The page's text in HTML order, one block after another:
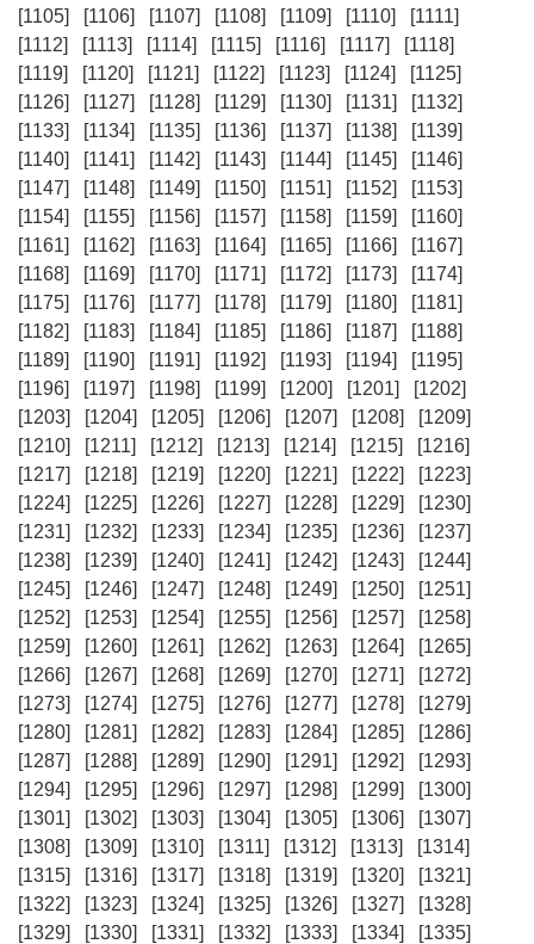
[1105]
[1106] [1107] [1108] [1109] [1110]
[1111]
[1112]
[1113] [1114] [1115] [1116] [1117]
[1118]
[1119]
[1120] [1121] [1122] [1123] [1124]
[1125]
[1126]
[1127] [1128] [1129] [1130] [1131]
[1132]
[1133]
[1134] [1135] [1136] [1137] [1138]
[1139]
[1140]
[1141] [1142] [1143] [1144] [1145]
[1146]
[1147]
[1148] [1149] [1150] [1151] [1152]
[1153]
[1154]
[1155] [1156] [1157] [1158] [1159]
[1160]
[1161]
[1162] [1163] [1164] [1165] [1166]
[1167]
[1168]
[1169] [1170] [1171] [1172] [1173]
[1174]
[1175]
[1176] [1177] [1178] [1179] [1180]
[1181]
[1182]
[1183] [1184] [1185] [1186] [1187]
[1188]
[1189]
[1190] [1191] [1192] [1193] [1194]
[1195]
[1196]
[1197] [1198] [1199] [1200] [1201]
[1202]
[1203]
[1204] [1205] [1206] [1207] [1208]
[1209]
[1210]
[1211] [1212] [1213] [1214] [1215]
[1216]
[1217]
[1218] [1219] [1220] [1221] [1222]
[1223]
[1224]
[1225] [1226] [1227] [1228] [1229]
[1230]
[1231]
[1232] [1233] [1234] [1235] [1236]
[1237]
[1238]
[1239] [1240] [1241] [1242] [1243]
[1244]
[1245]
[1246] [1247] [1248] [1249] [1250]
[1251]
[1252]
[1253] [1254] [1255] [1256] [1257]
[1258]
[1259]
[1260] [1261] [1262] [1263] [1264]
[1265]
[1266]
[1267] [1268] [1269] [1270] [1271]
[1272]
[1273]
[1274] [1275] [1276] [1277] [1278]
[1279]
[1280]
[1281] [1282] [1283] [1284] [1285]
[1286]
[1287]
[1288] [1289] [1290] [1291] [1292]
[1293]
[1294]
[1295] [1296] [1297] [1298] [1299]
[1300]
[1301]
[1302] [1303] [1304] [1305] [1306]
[1307]
[1308]
[1309] [1310] [1311] [1312] [1313]
[1314]
[1315]
[1316] [1317] [1318] [1319] [1320]
[1321]
[1322]
[1323] [1324] [1325] [1326] [1327]
[1328]
[1329]
[1330] [1331] [1332] [1333] [1334]
[1335]